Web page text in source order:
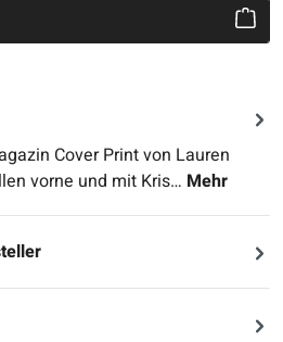
Cover Print von Lauren
vorne und mit Kris… Mehr